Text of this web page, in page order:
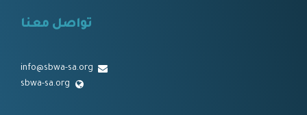
تواصل معنا
info@sbwa-sa.org
sbwa-sa.org